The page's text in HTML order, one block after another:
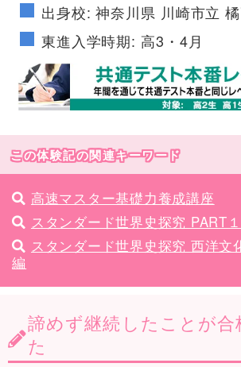
出身校: 神奈川県 川崎市立
東進入学時期: 高3・4月
この体験記の関連キーワード
高速マスター基礎力養成講座
スタンダード世界史探究 PART１
スタンダード世界史探究 西洋文
編
諦めず継続したことが合
た